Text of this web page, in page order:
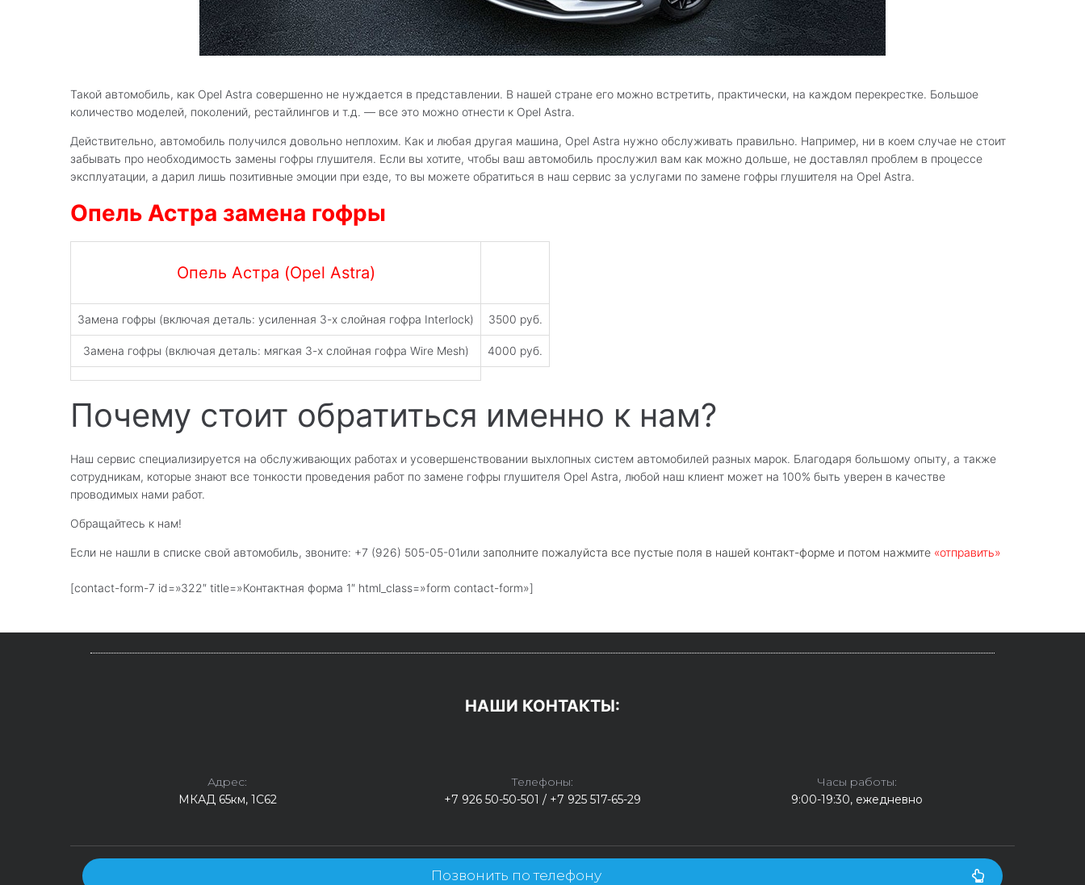
Такой автомобиль, как Opel Astra совершенно не нуждается в представлении. В нашей стране его можно встретить, практически, на каждом перекрестке. Большое
количество моделей, поколений, рестайлингов и т.д. — все это можно отнести к Opel Astra.
Действительно, автомобиль получился довольно неплохим. Как и любая другая машина, Opel Astra нужно обслуживать правильно. Например, ни в коем случае не стоит
забывать про необходимость замены гофры глушителя. Если вы хотите, чтобы ваш автомобиль прослужил вам как можно дольше, не доставлял проблем в процессе
эксплуатации, а дарил лишь позитивные эмоции при езде, то вы можете обратиться в наш сервис за услугами по замене гофры глушителя на Opel Astra.
Опель Астра замена гофры
Опель Астра (Opel Astra)
Замена гофры (включая деталь: усиленная 3-х слойная гофра Interlock) 3500 руб.
Замена гофры (включая деталь: мягкая 3-х слойная гофра Wire Mesh) 4000 руб.
Почему стоит обратиться именно к нам?
Наш сервис специализируется на обслуживающих работах и усовершенствовании выхлопных систем автомобилей разных марок. Благодаря большому опыту, а также
сотрудникам, которые знают все тонкости проведения работ по замене гофры глушителя Opel Astra, любой наш клиент может на 100% быть уверен в качестве
проводимых нами работ.
Обращайтесь к нам!
Если не нашли в списке свой автомобиль, звоните: +7 (926) 505-05-01или заполните пожалуйста все пустые поля в нашей контакт-форме и потом нажмите «отправить»
[contact-form-7 id=»322″ title=»Контактная форма 1″ html_class=»form contact-form»]
НАШИ КОНТАКТЫ:
Адрес:
МКАД 65км, 1С62
Телефоны:
+7 926 50-50-501 / +7 925 517-65-29
Часы работы:
9:00-19:30, ежедневно
Позвонить по телефону